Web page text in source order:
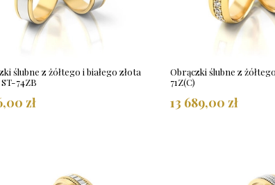
ślubne z żółtego i białego złota
74ZB
zł
Obrączki ślubne z
71Z(C)
13 689,00 zł